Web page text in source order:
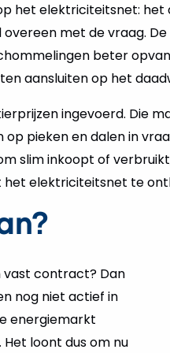
het elektriciteitsnet: het
met de vraag. De
beter
aansluiten op het
ingevoerd. Die
pieken en dalen in
slim inkoopt of
het elektriciteitsnet te
vast contract? Dan
nog niet actief in
energiemarkt
loont dus om nu